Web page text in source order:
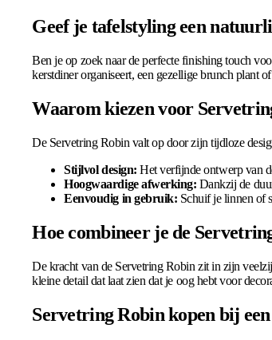
Geef je tafelstyling een
Ben je op zoek naar de perfecte finishing touch
kerstdiner organiseert, een gezellige brunch plant
Waarom kiezen voor
De Servetring Robin valt op door zijn tijdloze
Stijlvol design: Het verfijnde ontwerp van
Hoogwaardige afwerking: Dankzij de
Eenvoudig in gebruik: Schuif je linnen of
Hoe combineer je de
De kracht van de Servetring Robin zit in zijn
kleine detail dat laat zien dat je oog hebt voor
Servetring Robin kopen bij